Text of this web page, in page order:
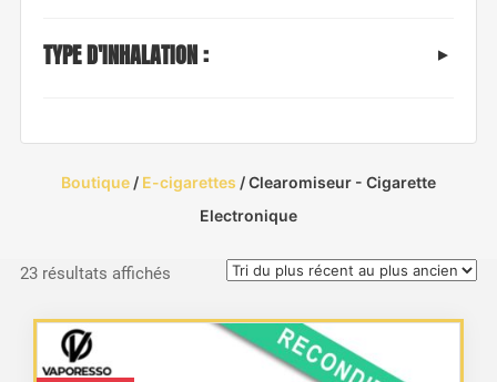
TYPE D'INHALATION :
Boutique/ E-cigarettes / Clearomiseur - Cigarette
Electronique
23 résultats affichésTrié